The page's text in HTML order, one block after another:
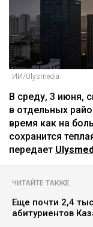
ИИ/Ulysmedia
В среду, 3 июня,
в отдельных
время как на
сохранится
передает
ЧИТАЙТЕ ТАКЖЕ
Еще почти 2,4
абитуриентов